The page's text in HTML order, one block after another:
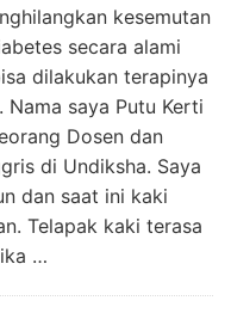
kesemutan
secara alami
dilakukan terapinya
saya Putu Kerti
Dosen dan
di Undiksha. Saya
dan saat ini kaki
Telapak kaki terasa
…